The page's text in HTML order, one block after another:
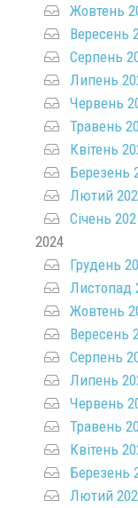
Жовтень
Вересень
Серпень
Липень
Червень
Травень
Квітень
Березень
Лютий
Січень
2024
Грудень
Листопад
Жовтень
Вересень
Серпень
Липень
Червень
Травень
Квітень
Березень
Лютий